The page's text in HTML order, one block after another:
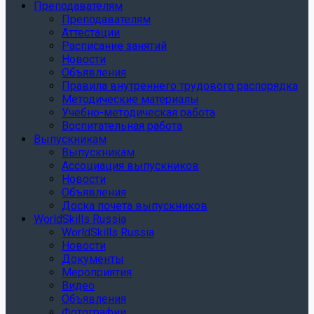
Преподавателям
Преподавателям
Аттестации
Расписание занятий
Новости
Объявления
Правила внутреннего трудового распорядка
Методические материалы
Учебно-методическая работа
Воспитательная работа
Выпускникам
Выпускникам
Ассоциация выпускников
Новости
Объявления
Доска почета выпускников
WorldSkills Russia
WorldSkills Russia
Новости
Документы
Мероприятия
Видео
Объявления